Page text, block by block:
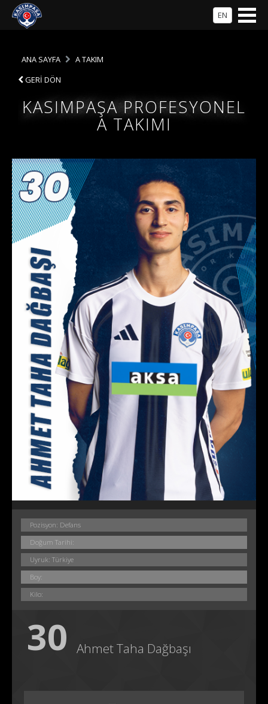
ANA SAYFA
A TAKIM
GERİ DÖN
KASIMPAŞA PROFESYONEL
A TAKIMI
Pozisyon: Defans
Doğum Tarihi:
Uyruk: Türkiye
Boy:
Kilo:
30 Ahmet Taha Dağbaşı
EN